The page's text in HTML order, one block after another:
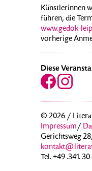
Künstlerinnen
führen, die
www.gedok-
vorherige
Diese
© 2026 /
Impressum/
Gerichtsweg
Tel. +49 .341.